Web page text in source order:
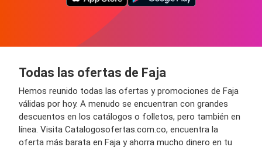
Todas las ofertas de Faja
Hemos reunido todas las ofertas y promociones de Faja
válidas por hoy. A menudo se encuentran con grandes
descuentos en los catálogos o folletos, pero también en
línea. Visita Catalogosofertas.com.co, encuentra la
oferta más barata en Faja y ahorra mucho dinero en tu